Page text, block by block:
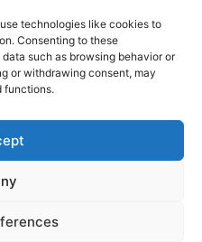
technologies like cookies to
Consenting to these
such as browsing behavior or
or withdrawing consent, may
functions.
appartamenti in